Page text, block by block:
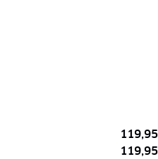
119,95
119,95